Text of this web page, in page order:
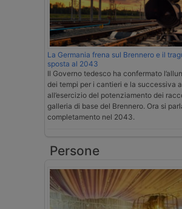
La Germania frena sul Brennero e il
sposta al 2043
Il Governo tedesco ha confermato
dei tempi per i cantieri e la successiva
all’esercizio del potenziamento dei
galleria di base del Brennero. Ora si
completamento nel 2043.
Persone